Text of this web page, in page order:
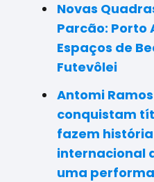
Novas
Parcão: Porto
Espaços de
Futevôlei
Antomi
conquistam
fazem
internacional
uma